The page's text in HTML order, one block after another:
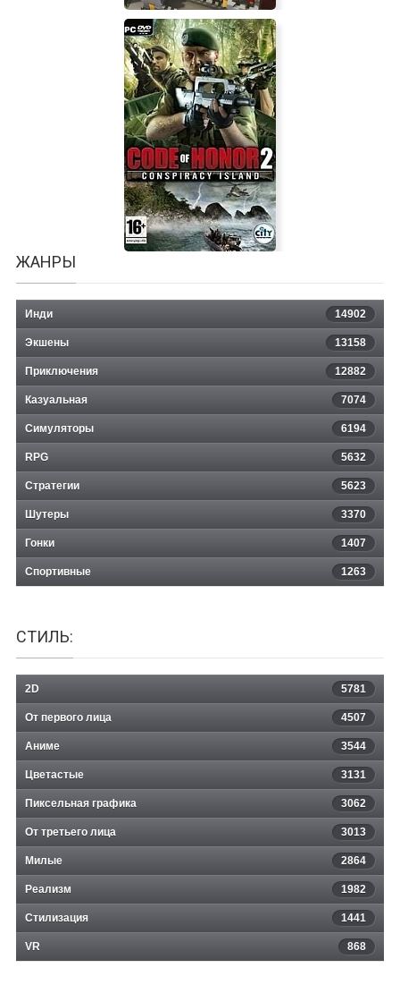
LowPolis
Code of Honor 2 Conspiracy Island
ЖАНРЫ
Инди 14902
Экшены 13158
Приключения 12882
Казуальная 7074
Симуляторы 6194
RPG 5632
Стратегии 5623
Шутеры 3370
Гонки 1407
Спортивные 1263
СТИЛЬ:
2D 5781
От первого лица 4507
Аниме 3544
Цветастые 3131
Пиксельная графика 3062
От третьего лица 3013
Милые 2864
Реализм 1982
Стилизация 1441
VR 868